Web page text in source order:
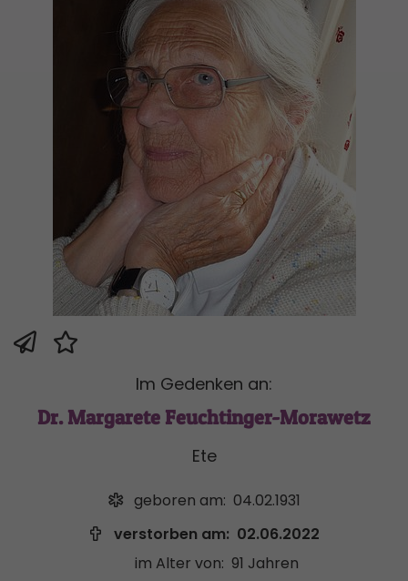
Im Gedenken an:
Dr. Margarete Feuchtinger-Morawetz
Ete
geboren am: 04.02.1931
verstorben am: 02.06.2022
im Alter von: 91 Jahren